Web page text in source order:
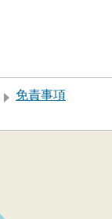
免責事項